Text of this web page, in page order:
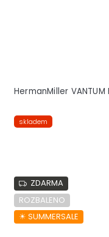
HermanMiller
skladem
ZDARMA
ROZBALENO
☀︎ SUMMERSALE